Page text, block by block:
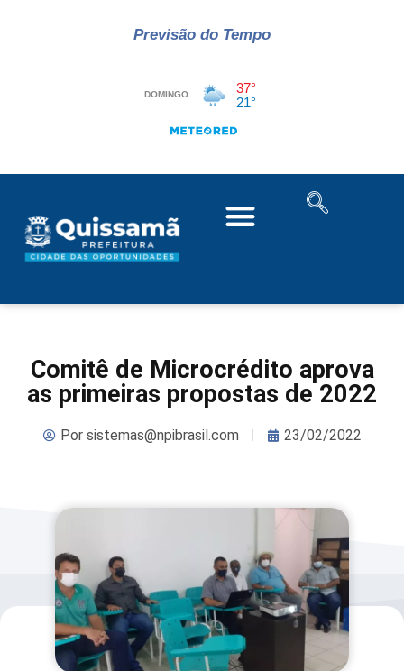
Previsão do Tempo
Comitê de Microcrédito aprova
as primeiras propostas de 2022
Porsistemas@npibrasil.com 23/02/2022